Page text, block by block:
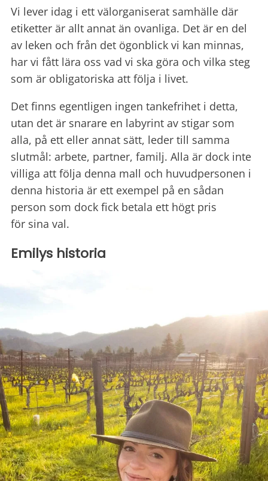
Vi lever idag i ett välorganiserat samhälle där
etiketter är allt annat än ovanliga. Det är en del
av leken och från det ögonblick vi kan minnas,
har vi fått lära oss vad vi ska göra och vilka steg
som är obligatoriska att följa i livet.
Det finns egentligen ingen tankefrihet i detta,
utan det är snarare en labyrint av stigar som
alla, på ett eller annat sätt, leder till samma
slutmål: arbete, partner, familj. Alla är dock inte
villiga att följa denna mall och huvudpersonen i
denna historia är ett exempel på en sådan
person som dock fick betala ett högt pris
för sina val.
Emilys historia